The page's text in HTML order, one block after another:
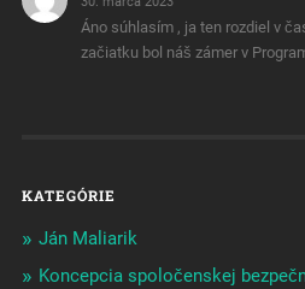
Áno súhlasím , ja ten rozdiel v
začiatku bol náš zámer v
KATEGÓRIE
Ján Maliarik
Koncepcia spoločenskej